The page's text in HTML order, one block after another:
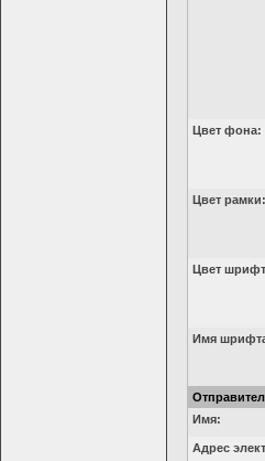
Цвет фона:
Цвет рамки:
Цвет
Имя
Имя:
Адрес